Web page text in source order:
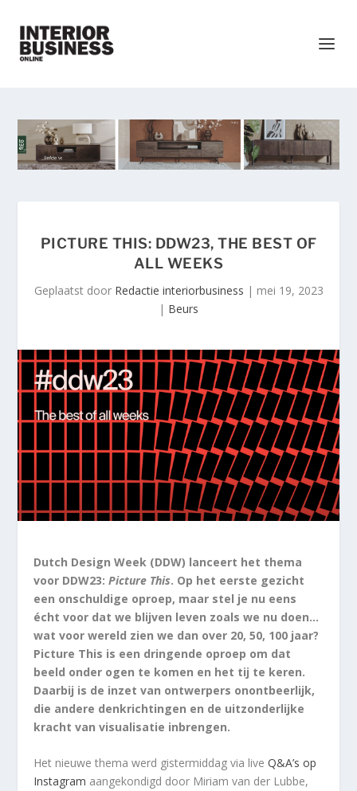
PICTURE THIS: DDW23, THE BEST OF
ALL WEEKS
Geplaatst door Redactie interiorbusiness | mei 19, 2023
| Beurs
Dutch Design Week (DDW) lanceert het thema
voor DDW23:Picture This. Op het eerste gezicht
een onschuldige oproep, maar stel je nu eens
écht voor dat we blijven leven zoals we nu doen…
wat voor wereld zien we dan over 20, 50, 100 jaar?
Picture This is een dringende oproep om dat
beeld onder ogen te komen en het tij te keren.
Daarbij is de inzet van ontwerpers onontbeerlijk,
die andere denkrichtingen en de uitzonderlijke
kracht van visualisatie inbrengen.
Het nieuwe thema werd gistermiddag via liveQ&A’s op
Instagram aangekondigd door Miriam van der Lubbe,